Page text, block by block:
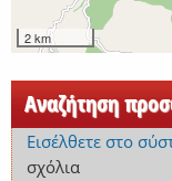
2 km
Αναζήτηση
Εισέλθετε στο
σχόλια